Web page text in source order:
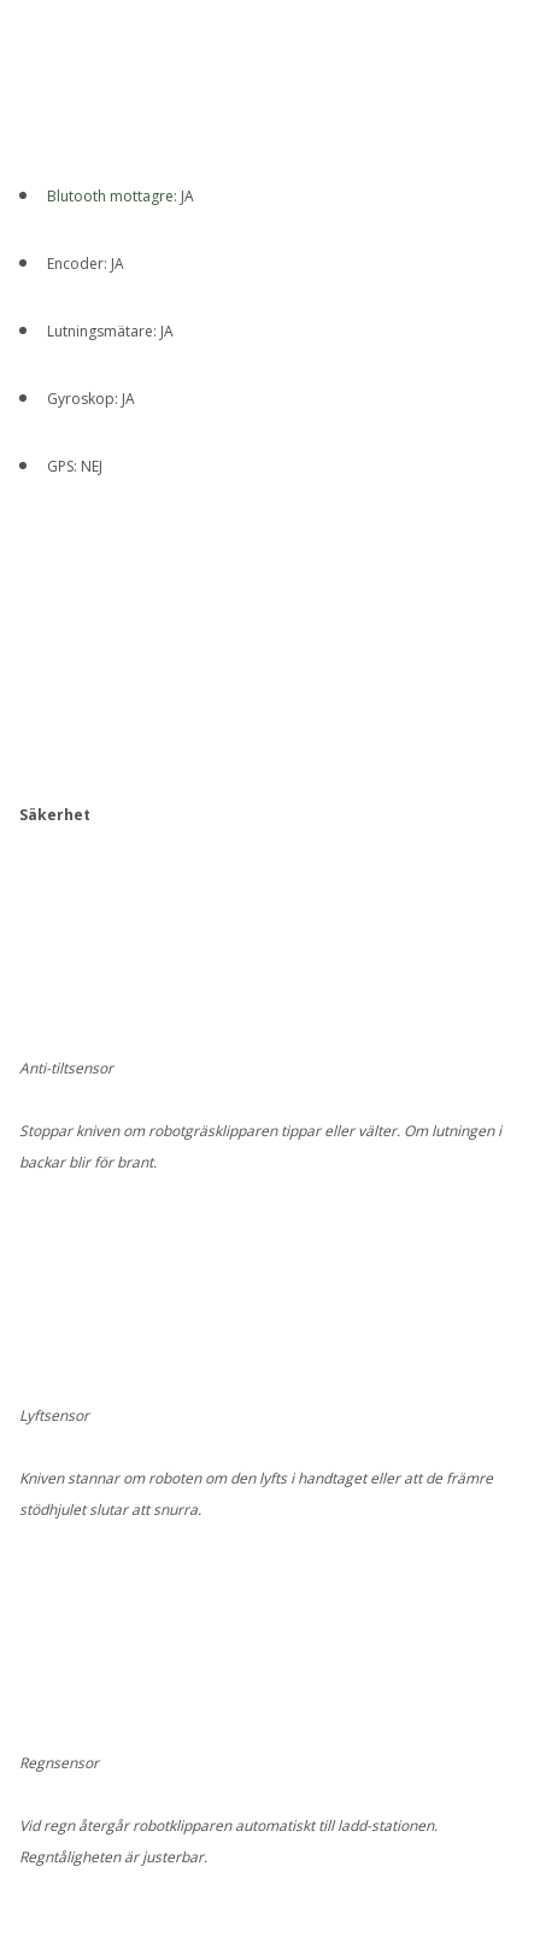
Blutooth mottagre: JA
Encoder: JA
Lutningsmätare: JA
Gyroskop: JA
GPS: NEJ
Säkerhet
Anti-tiltsensor
Stoppar kniven om robotgräsklipparen tippar eller välter. Om lutningen i
backar blir för brant.
Lyftsensor
Kniven stannar om roboten om den lyfts i handtaget eller att de främre
stödhjulet slutar att snurra.
Regnsensor
Vid regn återgår robotklipparen automatiskt till ladd-stationen.
Regntåligheten är justerbar.